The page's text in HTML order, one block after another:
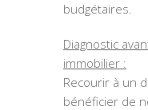
budgétaires.
Diagnostic
immobilier :
Recourir à un
bénéficier de